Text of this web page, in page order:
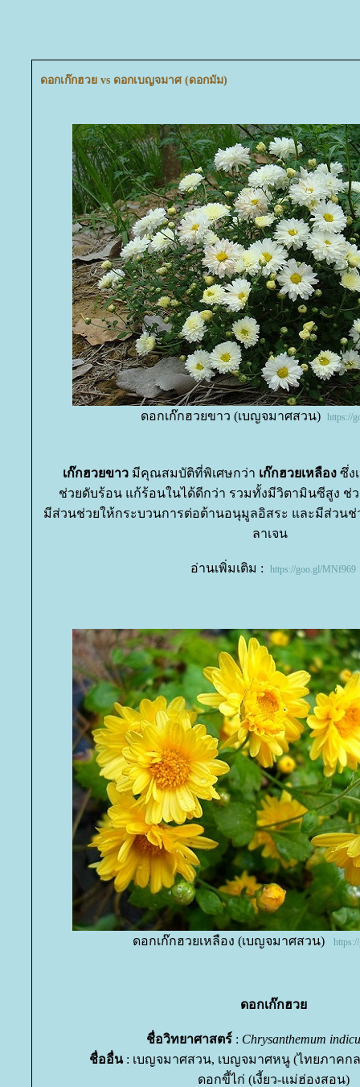
ดอกเก๊กฮวย vs ดอกเบญจมาศ (ดอกมัม)
ดอกเก๊กฮวยขาว (เบญจมาศสวน) https://
เก๊กฮวยขาว มีคุณสมบัติที่พิเศษกว่า เก๊กฮวยเหลือง ซึ่ง
ช่วยดับร้อน แก้ร้อนในได้ดีกว่า รวมทั้งมีวิตามินซีสูง ช่
มีส่วนช่วยให้กระบวนการต่อต้านอนุมูลอิสระ และมีส่วนช่
ลาเจน
อ่านเพิ่มเติม : https://goo.gl/MNf969
ดอกเก๊กฮวยเหลือง (เบญจมาศสวน)
ดอกเก๊กฮว
ชื่อวิทยาศาสตร์: Chrysanthemum
ชื่ออื่น: เบญจมาศสวน, เบญจมาศหนู (ไทยภาคกล
ดอกขี้ไก่ (เงี้ยว-แม่ฮ่องสอน)